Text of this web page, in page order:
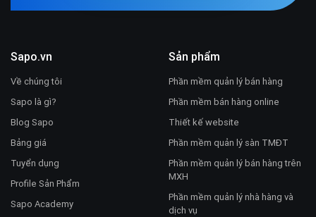
Sapo.vn
Về chúng tôi
Sapo là gì?
Blog Sapo
Bảng giá
Tuyển dụng
Profile Sản Phẩm
Sapo Academy
Sản phẩm
Phần mềm quản lý bán hàng
Phần mềm bán hàng online
Thiết kế website
Phần mềm quản lý sàn TMĐT
Phần mềm quản lý bán hàng trên
MXH
Phần mềm quản lý nhà hàng và
dịch vụ